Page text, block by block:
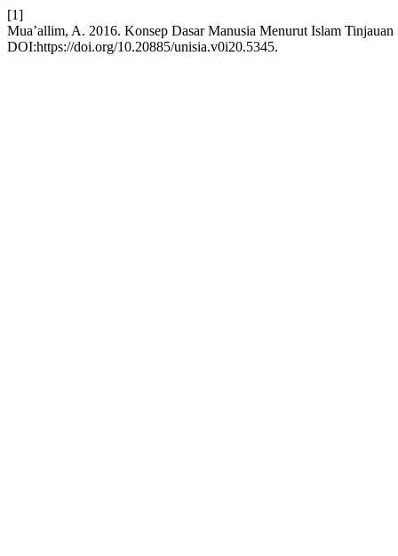
[1]
Mua’allim, A. 2016. Konsep Dasar Manusia Menurut Islam
DOI:https://doi.org/10.20885/unisia.v0i20.5345.